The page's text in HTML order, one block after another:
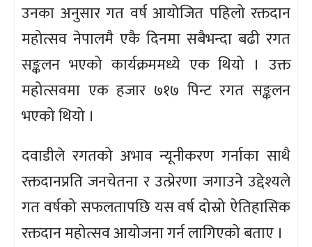
उनका अनुसार गत वर्ष आयोजित पहिलो रक्तदान
महोत्सव नेपालमै एकै दिनमा सबैभन्दा बढी रगत
सङ्कलन भएको कार्यक्रममध्ये एक थियो । उक्त
महोत्सवमा एक हजार ७१७ पिन्ट रगत सङ्कलन
भएको थियो ।
दवाडीले रगतको अभाव न्यूनीकरण गर्नाका साथै
रक्तदानप्रति जनचेतना र उत्प्रेरणा जगाउने उद्देश्यले
गत वर्षको सफलतापछि यस वर्ष दोस्रो ऐतिहासिक
रक्तदान महोत्सव आयोजना गर्न लागिएको बताए ।